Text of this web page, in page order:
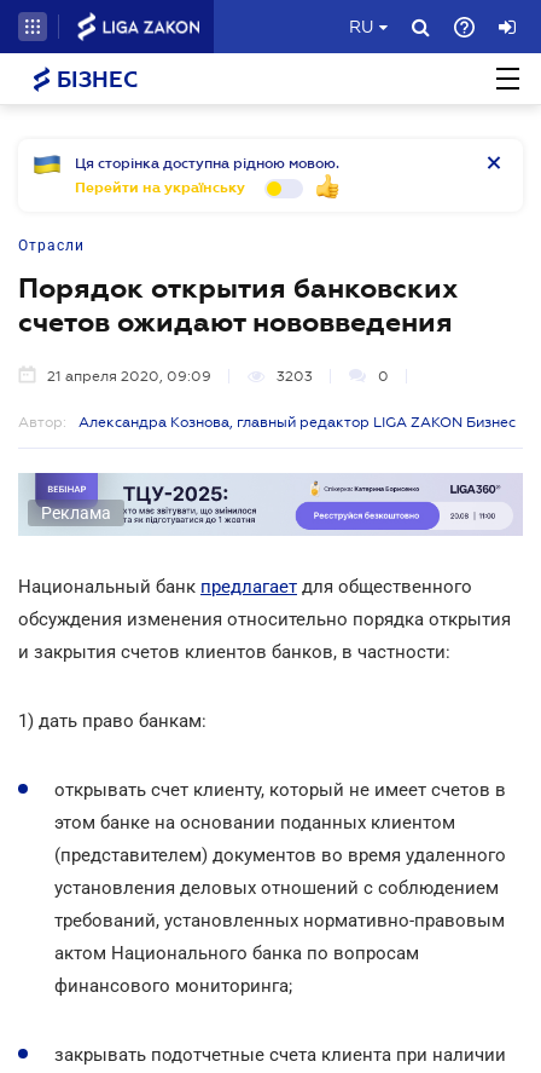
RU
БІЗНЕС
Ця сторінка доступна рідною мовою.
Перейти на українську
Отрасли
Порядок открытия банковских
счетов ожидают нововведения
21 апреля 2020, 09:09 3203 0
Автор: Александра Кознова, главный редактор LIGA ZAKON Бизнес
Реклама
Национальный банк предлагает для общественного
обсуждения изменения относительно порядка открытия
и закрытия счетов клиентов банков, в частности:
1) дать право банкам:
открывать счет клиенту, который не имеет счетов в
этом банке на основании поданных клиентом
(представителем) документов во время удаленного
установления деловых отношений с соблюдением
требований, установленных нормативно-правовым
актом Национального банка по вопросам
финансового мониторинга;
закрывать подотчетные счета клиента при наличии